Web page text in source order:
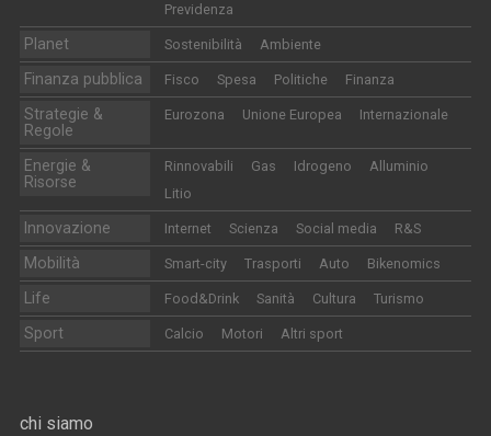
Previdenza
Planet Sostenibilità Ambiente
Finanza pubblica Fisco Spesa Politiche Finanza
Strategie &
Regole
Eurozona Unione Europea Internazionale
Energie &
Risorse
Rinnovabili Gas Idrogeno
Alluminio
Litio
Innovazione Internet Scienza Social media R&S
Mobilità Smart-city Trasporti Auto Bikenomics
Life Food&Drink Sanità Cultura Turismo
Sport Calcio Motori Altri sport
chi siamo